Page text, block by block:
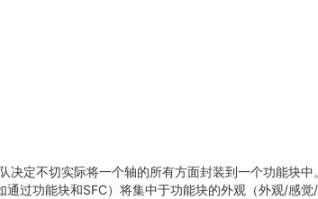
定不切实际将一个轴的所有方面封装到一个功能块
过功能块和SFC）将集中于功能块的外观（外观/感